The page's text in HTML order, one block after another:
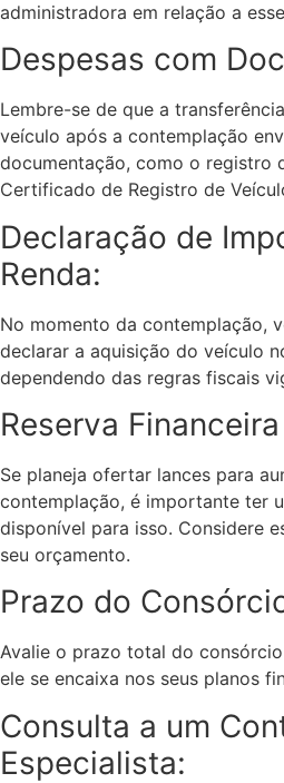
administradora em relação a
Despesas com
Lembre-se de que a
veículo após a contemplação
documentação, como o registro
Certificado de Registro de
Declaração de
Renda:
No momento da contemplação,
declarar a aquisição do veículo
dependendo das regras fiscais
Reserva
Se planeja ofertar lances para
contemplação, é importante ter
disponível para isso. Considere
seu orçamento.
Prazo do
Avalie o prazo total do
ele se encaixa nos seus planos
Consulta a um
Especialista: